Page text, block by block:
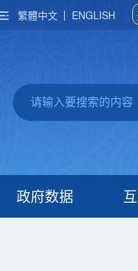
繁體中文 ENGLISH
政府数据